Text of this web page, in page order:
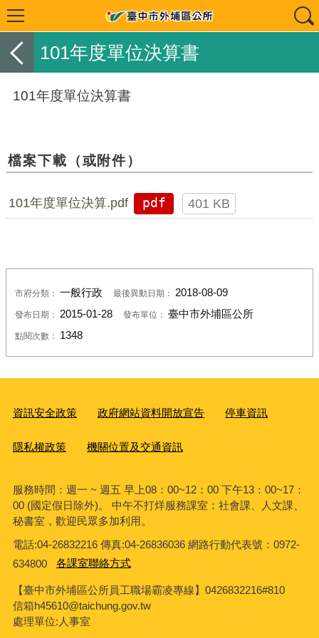
101年度單位決算書
101年度單位決算書
檔案下載（或附件）
101年度單位決算.pdf pdf 401 KB
市府分類： 一般行政 最後異動日期： 2018-08-09
發布日期： 2015-01-28 發布單位： 臺中市外埔區公所
點閱次數： 1348
資訊安全政策 政府網站資料開放宣告 停車資訊
隱私權政策 機關位置及交通資訊
服務時間：週一 ~ 週五 早上08：00~12：00 下午13：00~17：
00 (國定假日除外)。 中午不打烊服務課室：社會課、人文課、
秘書室，歡迎民眾多加利用。
電話:04-26832216 傳真:04-26836036 網路行動代表號：0972-
634800
各課室聯絡方式
【臺中市外埔區公所員工職場霸凌專線】0426832216#810
信箱h45610@taichung.gov.tw
處理單位:人事室